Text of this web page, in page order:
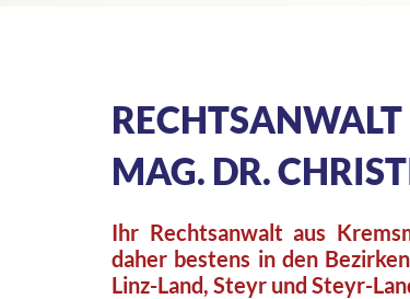
RECHTSANWALT
MAG. DR.
Ihr Rechtsanwalt aus
daher bestens in den
Linz-Land, Steyr und Steyr-